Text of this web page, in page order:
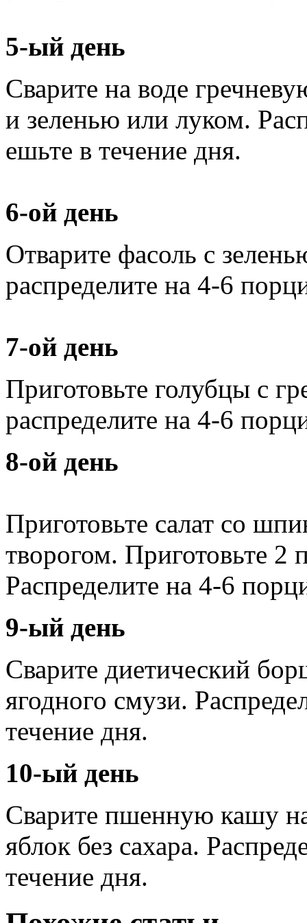
5-ый день
Сварите на воде
и зеленью или луком.
ешьте в течение дня.
6-ой день
Отварите фасоль с
распределите на 4-6
7-ой день
Приготовьте голубцы с
распределите на 4-6
8-ой день
Приготовьте салат со
творогом. Приготовьте 2
Распределите на 4-6
9-ый день
Сварите диетический
ягодного смузи.
течение дня.
10-ый день
Сварите пшенную кашу
яблок без сахара.
течение дня.